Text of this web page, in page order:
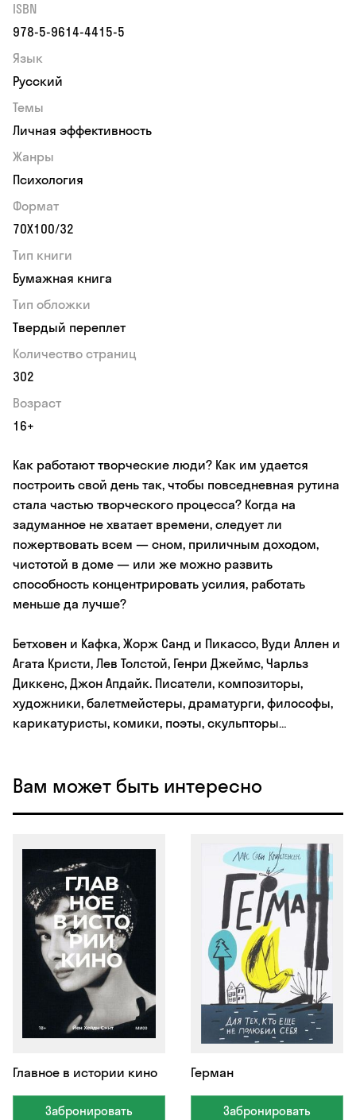
ISBN
978-5-9614-4415-5
Язык
Русский
Темы
Личная эффективность
Жанры
Психология
Формат
70Х100/32
Тип книги
Бумажная книга
Тип обложки
Твердый переплет
Количество страниц
302
Возраст
16+
Как работают творческие люди? Как им удается
построить свой день так, чтобы повседневная рутина
стала частью творческого процесса? Когда на
задуманное не хватает времени, следует ли
пожертвовать всем — сном, приличным доходом,
чистотой в доме — или же можно развить
способность концентрировать усилия, работать
меньше да лучше?
Бетховен и Кафка, Жорж Санд и Пикассо, Вуди Аллен и
Агата Кристи, Лев Толстой, Генри Джеймс, Чарльз
Диккенс, Джон Апдайк. Писатели, композиторы,
художники, балетмейстеры, драматурги, философы,
карикатуристы, комики, поэты, скульпторы…
Вам может быть интересно
Главное в истории кино
Забронировать
Герман
Забронировать